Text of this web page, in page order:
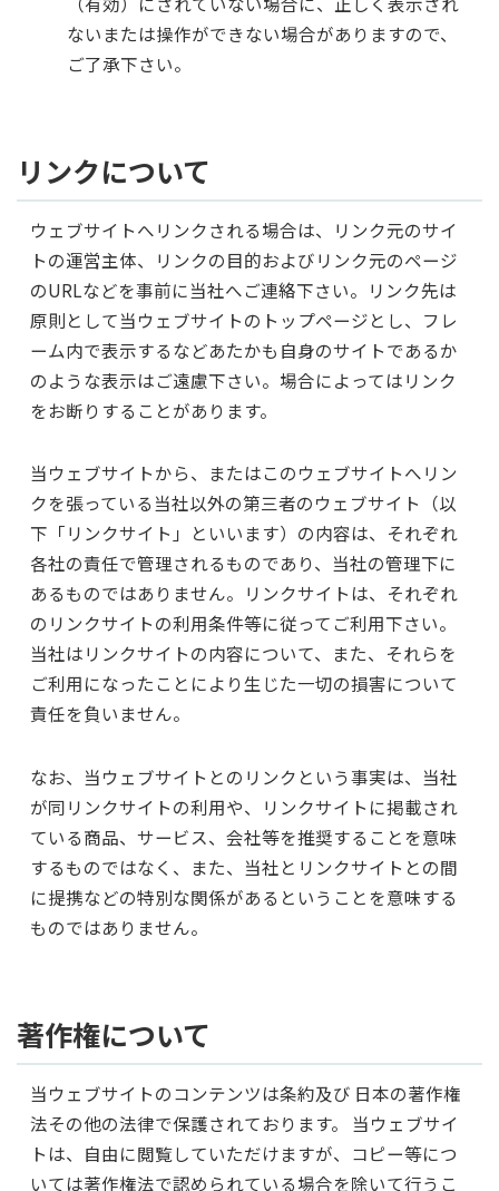
ないまたは操作ができない場合がありますので、
ご了承下さい。
リンクについて
ウェブサイトへリンクされる場合は、リンク元のサイ
トの運営主体、リンクの目的およびリンク元のページ
のURLなどを事前に当社へご連絡下さい。リンク先は
原則として当ウェブサイトのトップページとし、フレ
ーム内で表示するなどあたかも自身のサイトであるか
のような表示はご遠慮下さい。場合によってはリンク
をお断りすることがあります。
当ウェブサイトから、またはこのウェブサイトへリン
クを張っている当社以外の第三者のウェブサイト（以
下「リンクサイト」といいます）の内容は、それぞれ
各社の責任で管理されるものであり、当社の管理下に
あるものではありません。リンクサイトは、それぞれ
のリンクサイトの利用条件等に従ってご利用下さい。
当社はリンクサイトの内容について、また、それらを
ご利用になったことにより生じた一切の損害について
責任を負いません。
なお、当ウェブサイトとのリンクという事実は、当社
が同リンクサイトの利用や、リンクサイトに掲載され
ている商品、サービス、会社等を推奨することを意味
するものではなく、また、当社とリンクサイトとの間
に提携などの特別な関係があるということを意味する
ものではありません。
著作権について
当ウェブサイトのコンテンツは条約及び 日本の著作権
法その他の法律で保護されております。 当ウェブサイ
トは、自由に閲覧していただけますが、コピー等につ
いては著作権法で認められている場合を除いて行うこ